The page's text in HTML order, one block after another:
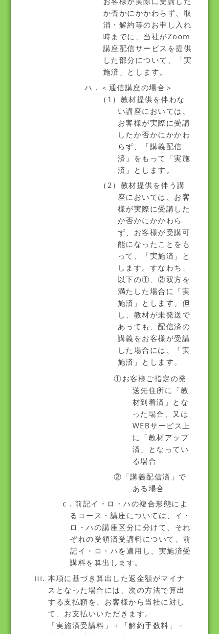
か否かにかかわらず、取
消・解約等のお申し入れ
時までに、当社がZoom
講座配信サービスを提供
した部分について、「実
施済」とします。
ハ．＜通信講座の場合＞
（1）教材提供を伴わな
い講座においては、
お客様が実際に受講
したか否かにかかわ
らず、「講義配信
済」をもって「実施
済」とします。
（2）教材提供を伴う講
座においては、お客
様が実際に受講した
か否かにかかわら
ず、お客様が受講可
能になったことをも
って、「実施済」と
します。すなわち、
以下の①、②双方を
満たした場合に「実
施済」とします。但
し、教材が未発送で
あっても、配信済の
講義をお客様が受講
した場合には、「実
施済」とします。
①お客様ご指定の発
送先住所に「教
材到着済」とな
った場合、又は
WEBサービス上
に「教材アップ
済」となってい
る場合
②「講義配信済」で
ある場合
c．前記イ・ロ・ハの複合形態によ
るコース・講座については、イ・
ロ・ハの講座区分に分けて、それ
ぞれの受領済受講料について、前
記イ・ロ・ハを適用し、実施済受
講料を算出します。
本項に基づき算出した返金額がマイナ
スとなった場合には、次の方法で算出
する支払額を、お客様から当社に対し
て、お支払いいただきます。
「実施済受講料」＋「解約手数料」－